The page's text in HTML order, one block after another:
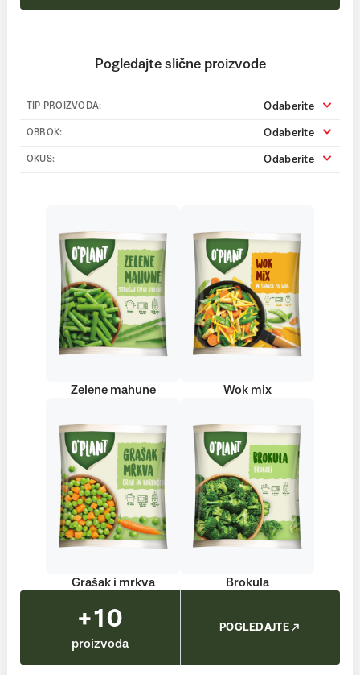
Pogledajte slične proizvode
TIP PROIZVODA: Odaberite
OBROK: Odaberite
OKUS: Odaberite
Zelene mahune Wok mix
Grašak i mrkva Brokula
+10
proizvoda
POGLEDAJTE